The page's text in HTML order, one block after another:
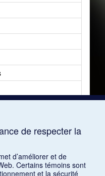
de respecter la
d’améliorer et de
Certains témoins sont
et la sécurité